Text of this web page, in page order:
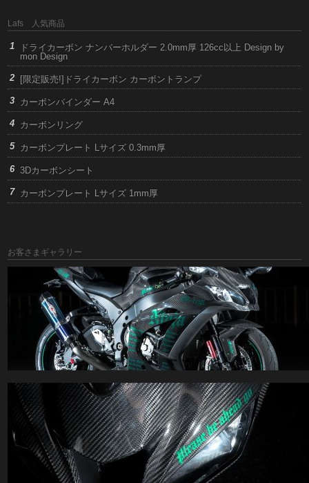
Lafs 人気商品
ドライカーボン ナンバーホルダー 2.0mm厚 126cc以上 Design by
mon Design
[限定販売!]ドライカーボン カーボントランプ
カーボンバインダー A4
カーボンリング
カーボンプレート Lサイズ 0.3mm厚
3Dカーボンシート
カーボンプレート Lサイズ 1mm厚
お客さまギャラリー